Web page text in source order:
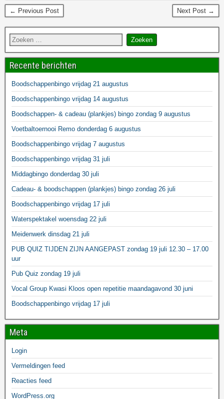
← Previous Post Next Post →
Recente berichten
Boodschappenbingo vrijdag 21 augustus
Boodschappenbingo vrijdag 14 augustus
Boodschappen- & cadeau (plankjes) bingo zondag 9 augustus
Voetbaltoernooi Remo donderdag 6 augustus
Boodschappenbingo vrijdag 7 augustus
Boodschappenbingo vrijdag 31 juli
Middagbingo donderdag 30 juli
Cadeau- & boodschappen (plankjes) bingo zondag 26 juli
Boodschappenbingo vrijdag 17 juli
Waterspektakel woensdag 22 juli
Meidenwerk dinsdag 21 juli
PUB QUIZ TIJDEN ZIJN AANGEPAST zondag 19 juli 12.30 – 17.00
uur
Pub Quiz zondag 19 juli
Vocal Group Kwasi Kloos open repetitie maandagavond 30 juni
Boodschappenbingo vrijdag 17 juli
Meta
Login
Vermeldingen feed
Reacties feed
WordPress.org